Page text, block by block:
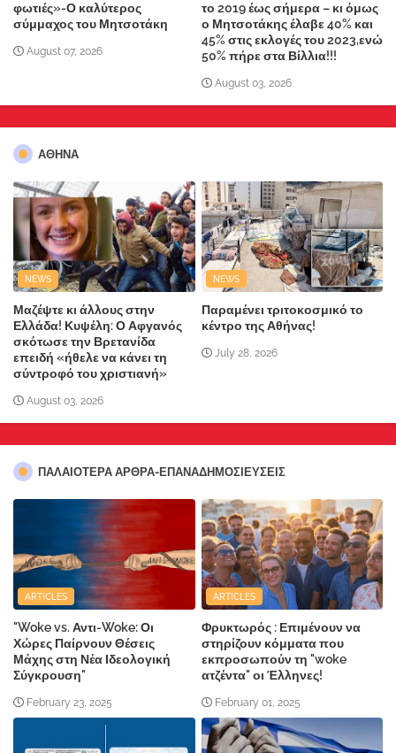
φωτιές»-Ο καλύτερος
σύμμαχος του Μητσοτάκη
August 07, 2026
το 2019 έως σήμερα – κι όμως
ο Μητσοτάκης έλαβε 40% και
45% στις εκλογές του 2023,ενώ
50% πήρε στα Βίλλια!!!
August 03, 2026
ΑΘΗΝΑ
NEWS
Μαζέψτε κι άλλους στην
Ελλάδα! Κυψέλη: Ο Αφγανός
σκότωσε την Βρετανίδα
επειδή «ήθελε να κάνει τη
σύντροφό του χριστιανή»
August 03, 2026
NEWS
Παραμένει τριτοκοσμικό το
κέντρο της Αθήνας!
July 28, 2026
ΠΑΛΑΙΟΤΕΡΑ ΑΡΘΡΑ-ΕΠΑΝΑΔΗΜΟΣΙΕΥΣΕΙΣ
ARTICLES
"Woke vs. Αντι-Woke: Οι
Χώρες Παίρνουν Θέσεις
Μάχης στη Νέα Ιδεολογική
Σύγκρουση"
February 23, 2025
ARTICLES
Φρυκτωρός : Επιμένουν να
στηρίζουν κόμματα που
εκπροσωπούν τη "woke
ατζέντα" οι Έλληνες!
February 01, 2025